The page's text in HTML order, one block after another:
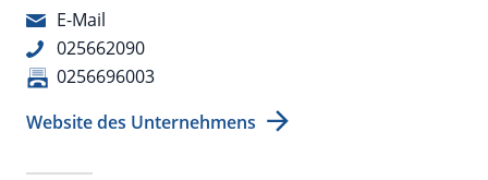
E-Mail
025662090
0256696003
Website des Unternehmens